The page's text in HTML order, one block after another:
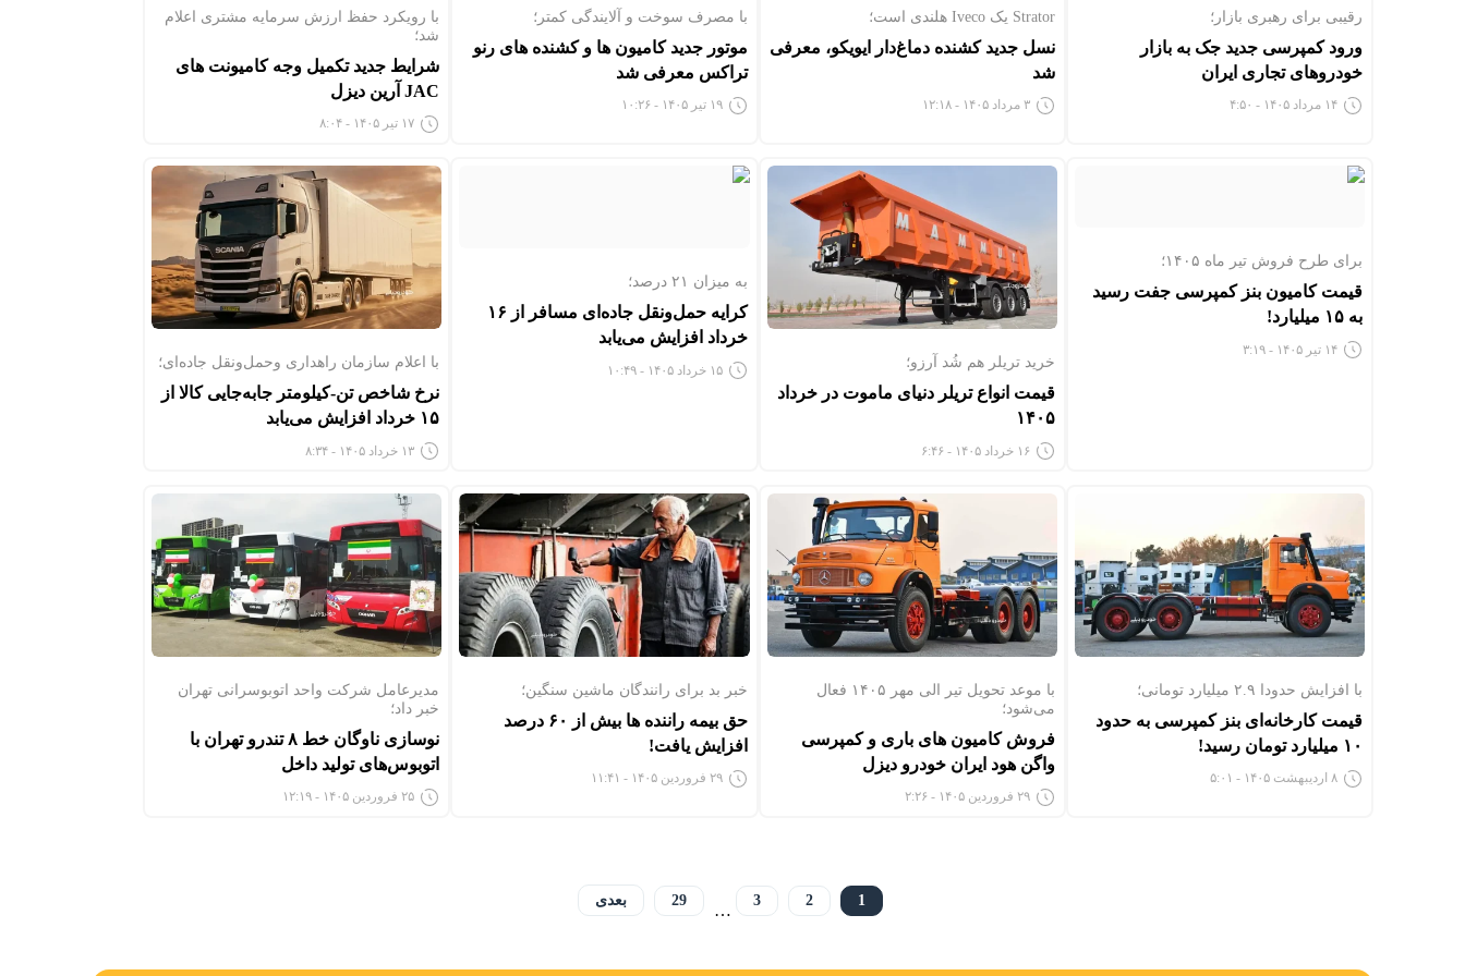
رقیبی برای رهبری بازار؛
ورود کمپرسی جدید جک به بازار
خودروهای تجاری ایران
۱۴ مرداد ۱۴۰۵ - ۴:۵۰
Strator یک Iveco هلندی است؛
نسل جدید کشنده دماغ‌دار ایویکو، معرفی
شد
۳ مرداد ۱۴۰۵ - ۱۲:۱۸
با مصرف سوخت و آلایندگی کمتر؛
موتور جدید کامیون ها و کشنده های رنو
تراکس معرفی شد
۱۹ تیر ۱۴۰۵ - ۱۰:۲۶
با رویکرد حفظ ارزش سرمایه مشتری اعلام
شد؛
شرایط جدید تکمیل وجه کامیونت های
JAC آرین دیزل
۱۷ تیر ۱۴۰۵ - ۸:۰۴
برای طرح فروش تیر ماه ۱۴۰۵؛
قیمت کامیون بنز کمپرسی جفت رسید
به ۱۵ میلیارد!
۱۴ تیر ۱۴۰۵ - ۳:۱۹
خرید تریلر هم شُد آرزو؛
قیمت انواع تریلر دنیای ماموت در خرداد
۱۴۰۵
۱۶ خرداد ۱۴۰۵ - ۶:۴۶
به میزان ۲۱ درصد؛
کرایه حمل‌ونقل جاده‌ای مسافر از ۱۶
خرداد افزایش می‌یابد
۱۵ خرداد ۱۴۰۵ - ۱۰:۴۹ با اعلام سازمان راهداری وحمل‌ونقل جاده‌ای؛
نرخ شاخص تن-کیلومتر جابه‌جایی کالا از
۱۵ خرداد افزایش می‌یابد
۱۳ خرداد ۱۴۰۵ - ۸:۳۴
با افزایش حدودا ۲.۹ میلیارد تومانی؛
قیمت کارخانه‌ای بنز کمپرسی به حدود
۱۰ میلیارد تومان رسید!
۸ اردیبهشت ۱۴۰۵ - ۵:۰۱
با موعد تحویل تیر الی مهر ۱۴۰۵ فعال
می‌شود؛
فروش کامیون های باری و کمپرسی
واگن هود ایران خودرو دیزل
۲۹ فروردین ۱۴۰۵ - ۲:۲۶
خبر بد برای رانندگان ماشین سنگین؛
حق بیمه راننده ها بیش از ۶۰ درصد
افزایش یافت!
۲۹ فروردین ۱۴۰۵ - ۱۱:۴۱
مدیرعامل شرکت واحد اتوبوسرانی تهران
خبر داد؛
نوسازی ناوگان خط ۸ تندرو تهران با
اتوبوس‌های تولید داخل
۲۵ فروردین ۱۴۰۵ - ۱۲:۱۹
1
2
3
…
29 بعدی